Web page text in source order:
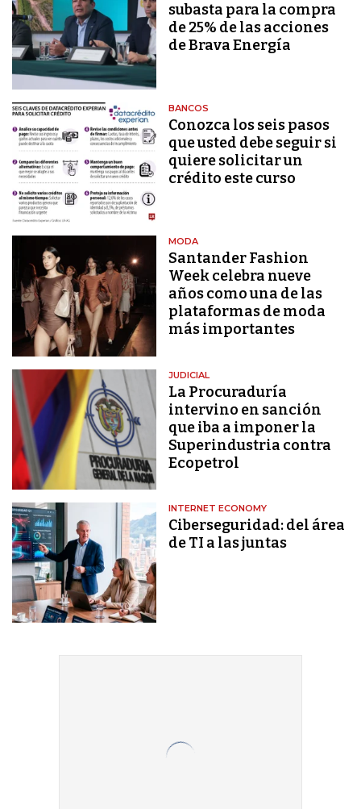
subasta para la compra
de 25% de las acciones
de Brava Energía
BANCOS
Conozca los seis pasos
que usted debe seguir si
quiere solicitar un
crédito este curso
MODA
Santander Fashion
Week celebra nueve
años como una de las
plataformas de moda
más importantes
JUDICIAL
La Procuraduría
intervino en sanción
que iba a imponer la
Superindustria contra
Ecopetrol
INTERNET ECONOMY
Ciberseguridad: del área
de TI a las juntas